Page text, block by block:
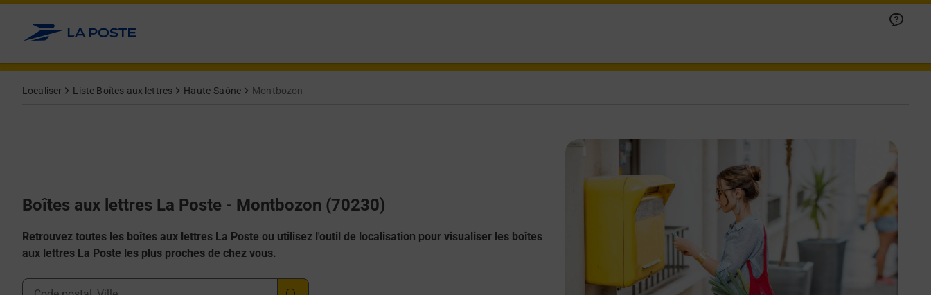
Allez au contenu
Localiser Liste Boîtes aux lettres Haute-Saône Montbozon
Boîtes aux lettres La Poste - Montbozon (70230)
Retrouvez toutes les boîtes aux lettres La Poste ou utilisez l'outil de localisation pour visualiser les boîtes
aux lettres La Poste les plus proches de chez vous.
Ville, Département, Code Postal